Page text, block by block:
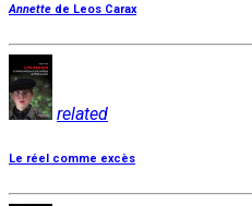
Annette de Leos Carax
related
Le réel comme excès